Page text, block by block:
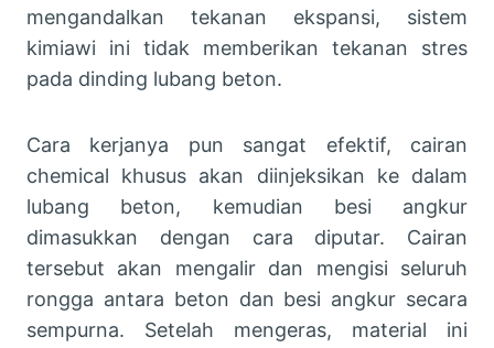
mengandalkan tekanan ekspansi, sistem
kimiawi ini tidak memberikan tekanan stres
pada dinding lubang beton.
Cara kerjanya pun sangat efektif, cairan
chemical khusus akan diinjeksikan ke dalam
lubang beton, kemudian besi angkur
dimasukkan dengan cara diputar. Cairan
tersebut akan mengalir dan mengisi seluruh
rongga antara beton dan besi angkur secara
sempurna. Setelah mengeras, material ini